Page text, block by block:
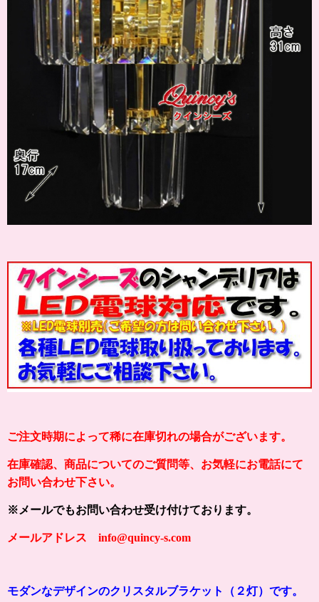
ご注文時期によって稀に在庫切れの場合がございます。
在庫確認、商品についてのご質問等、お気軽にお電話にて
お問い合わせ下さい。
※メールでもお問い合わせ受け付けております。
メールアドレス info@quincy-s.com
モダンなデザインのクリスタルブラケット（２灯）です。